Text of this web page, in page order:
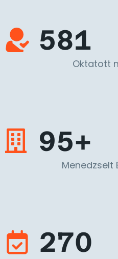
581
Oktatott
95+
Menedzselt
270